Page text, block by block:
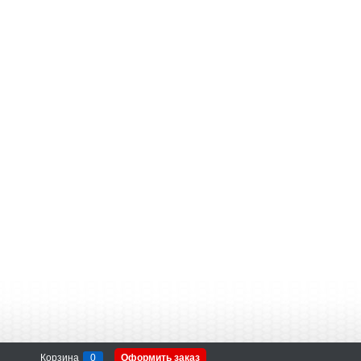
Корзина 0 Оформить заказ